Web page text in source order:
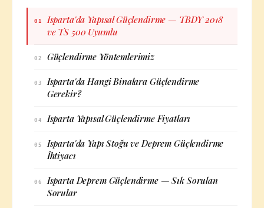
01
Isparta'da Yapısal Güçlendirme — TBDY 2018
ve TS 500 Uyumlu
02 Güçlendirme Yöntemlerimiz
03
Isparta'da Hangi Binalara Güçlendirme
Gerekir?
04 Isparta Yapısal Güçlendirme Fiyatları
05
Isparta'da Yapı Stoğu ve Deprem Güçlendirme
İhtiyacı
06
Isparta Deprem Güçlendirme — Sık Sorulan
Sorular